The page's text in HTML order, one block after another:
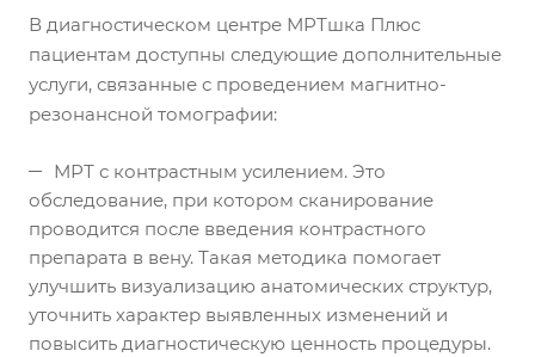
В диагностическом центре МРТшка Плюс
пациентам доступны следующие дополнительные
услуги, связанные с проведением магнитно-
резонансной томографии:
МРТ с контрастным усилением. Это
обследование, при котором сканирование
проводится после введения контрастного
препарата в вену. Такая методика помогает
улучшить визуализацию анатомических структур,
уточнить характер выявленных изменений и
повысить диагностическую ценность процедуры.